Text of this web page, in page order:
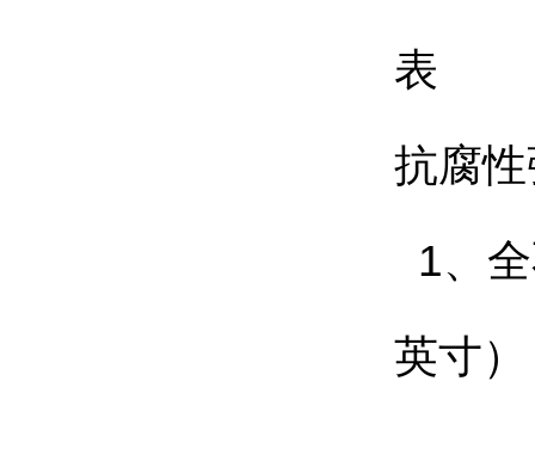
表
抗腐
1、
英寸）